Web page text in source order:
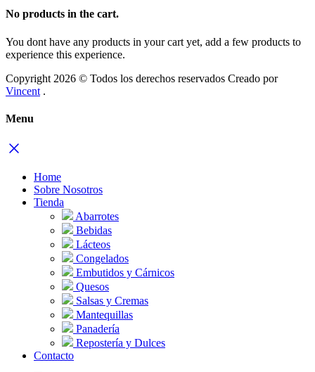
No products in the cart.
You dont have any products in your cart yet, add a few products to
experience this experience.
Copyright 2026 © Todos los derechos reservados Creado por
Vincent .
Menu
Home
Sobre Nosotros
Tienda
Abarrotes
Bebidas
Lácteos
Congelados
Embutidos y Cárnicos
Quesos
Salsas y Cremas
Mantequillas
Panadería
Repostería y Dulces
Contacto